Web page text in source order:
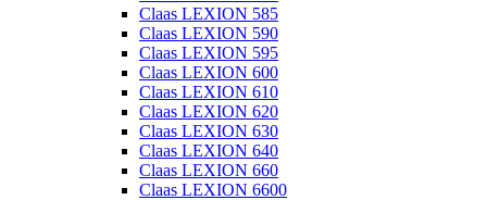
Claas LEXION 585
Claas LEXION 590
Claas LEXION 595
Claas LEXION 600
Claas LEXION 610
Claas LEXION 620
Claas LEXION 630
Claas LEXION 640
Claas LEXION 660
Claas LEXION 6600